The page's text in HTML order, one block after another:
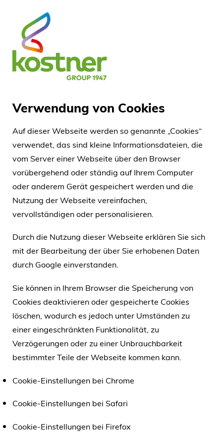
Verwendung von Cookies
Auf dieser Webseite werden so genannte „Cookies“
verwendet, das sind kleine Informationsdateien, die
vom Server einer Webseite über den Browser
vorübergehend oder ständig auf Ihrem Computer
oder anderem Gerät gespeichert werden und die
Nutzung der Webseite vereinfachen,
vervollständigen oder personalisieren.
Durch die Nutzung dieser Webseite erklären Sie sich
mit der Bearbeitung der über Sie erhobenen Daten
durch Google einverstanden.
Sie können in Ihrem Browser die Speicherung von
Cookies deaktivieren oder gespeicherte Cookies
löschen, wodurch es jedoch unter Umständen zu
einer eingeschränkten Funktionalität, zu
Verzögerungen oder zu einer Unbrauchbarkeit
bestimmter Teile der Webseite kommen kann.
Cookie-Einstellungen bei Chrome
Cookie-Einstellungen bei Safari
Cookie-Einstellungen bei Firefox